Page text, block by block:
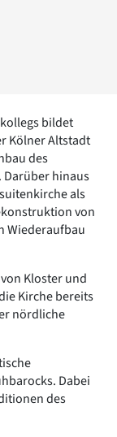
bildet
Kölner Altstadt
des
hinaus
als
von
Wiederaufbau
Kloster und
Kirche bereits
nördliche
Dabei
des